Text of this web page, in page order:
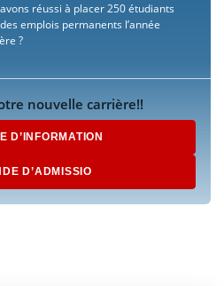
réussi à placer 250 étudiants
emplois permanents l’année
?
nouvelle carrière!!
D’INFORMATION
D’ADMISSIO